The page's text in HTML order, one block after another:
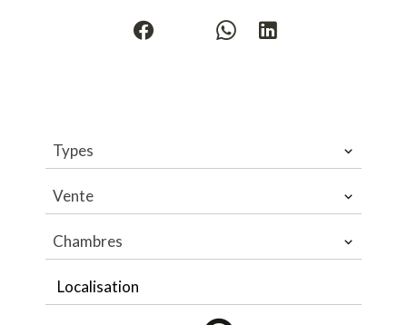
Types
Vente
Chambres
Localisation